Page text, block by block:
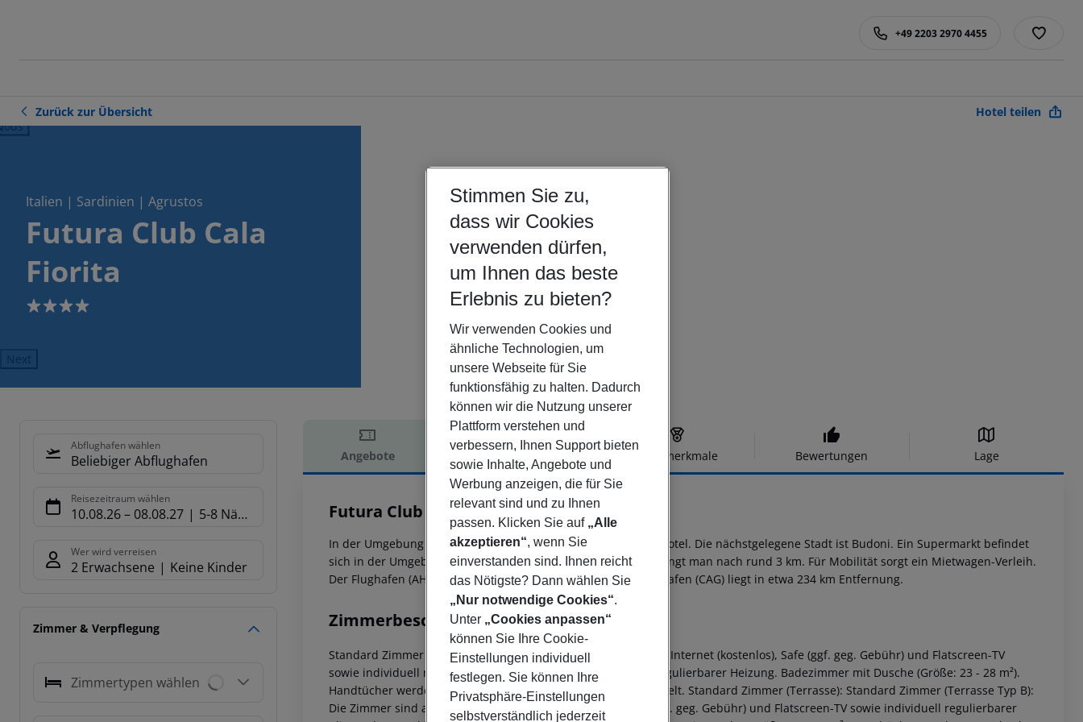
+49 2203 2970 4455
Zurück zur Übersicht Hotel teilen
Italien | Sardinien | Agrustos
Futura Club Cala
Fiorita
4
Next
Abflughafen wählen
Beliebiger Abflughafen
Reisezeitraum wählen
10.08.26– 08.08.27 5-8 Nächte
Wer wird verreisen
2 Erwachsene Keine Kinder
Zimmer & Verpflegung
Zimmertypen wählen
Angebote Hotelbeschreibung Hotelmerkmale Bewertungen Lage
Hotelbeschreibung
Futura Club Cala Fiorita
4
In der Umgebung des hoteleigenen Sandstrandes gelegenes Hotel. Die nächstgelegene Stadt ist Budoni. Ein Supermarkt befindet
sich in der Umgebung des Hotels. Zur nächsten Diskothek gelangt man nach rund 3 km. Für Mobilität sorgt ein Mietwagen-Verleih.
Der Flughafen (AHO) ist ca. 158 km entfernt. Ein weiterer Flughafen (CAG) liegt in etwa 234 km Entfernung.
Zimmerbeschreibung
Standard Zimmer (Terrasse): Die Zimmer sind ausgestattet mit Internet (kostenlos), Safe (ggf. geg. Gebühr) und Flatscreen-TV
sowie individuell regulierbarer Klimaanlage und individuell regulierbarer Heizung. Badezimmer mit Dusche (Größe: 23 - 28 m²).
Handtücher werden gewechselt. Die Bettwäsche wird gewechselt. Standard Zimmer (Terrasse): Standard Zimmer (Terrasse Typ B):
Die Zimmer sind ausgestattet mit Internet (kostenlos), Safe (ggf. geg. Gebühr) und Flatscreen-TV sowie individuell regulierbarer
Stimmen Sie zu,
dass wir Cookies
verwenden dürfen,
um Ihnen das beste
Erlebnis zu bieten?
Wir verwenden Cookies und
ähnliche Technologien, um
unsere Webseite für Sie
funktionsfähig zu halten. Dadurch
können wir die Nutzung unserer
Plattform verstehen und
verbessern, Ihnen Support bieten
sowie Inhalte, Angebote und
Werbung anzeigen, die für Sie
relevant sind und zu Ihnen
passen. Klicken Sie auf „Alle
akzeptieren“, wenn Sie
einverstanden sind. Ihnen reicht
das Nötigste? Dann wählen Sie
„Nur notwendige Cookies“.
Unter „Cookies anpassen“
können Sie Ihre Cookie-
Einstellungen individuell
festlegen. Sie können Ihre
Privatsphäre-Einstellungen
selbstverständlich jederzeit